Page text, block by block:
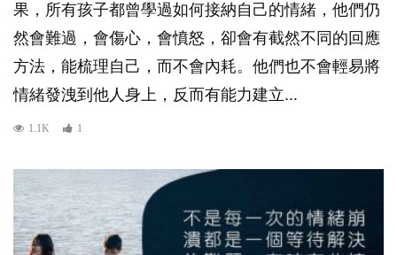
果，所有孩子都曾學過如何接納自己的情緒，他們仍
然會難過，會傷心，會憤怒，卻會有截然不同的回應
方法，能梳理自己，而不會內耗。他們也不會輕易將
情緒發洩到他人身上，反而有能力建立...
1.1K 1